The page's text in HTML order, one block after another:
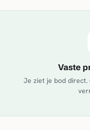
Vaste
Je ziet je bod direct.